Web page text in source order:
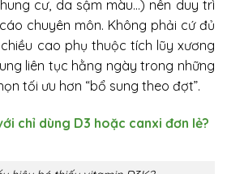
cư, da sậm màu…) nên duy trì
chuyên môn. Không phải cứ đủ
cao phụ thuộc tích lũy xương
liên tục hằng ngày trong những
tối ưu hơn “bổ sung theo đợt”.
chỉ dùng D3 hoặc canxi đơn lẻ?